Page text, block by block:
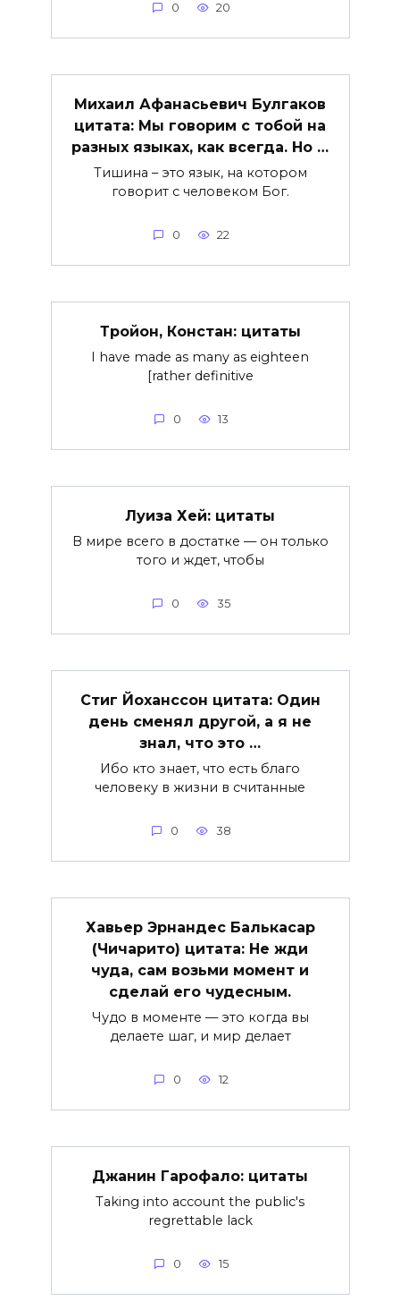
0 20
Михаил Афанасьевич Булгаков
цитата: Мы говорим с тобой на
разных языках, как всегда. Но …
Тишина – это язык, на котором
говорит с человеком Бог.
0 22
Тройон, Констан: цитаты
I have made as many as eighteen
[rather definitive
0 13
Луиза Хей: цитаты
В мире всего в достатке — он только
того и ждет, чтобы
0 35
Стиг Йоханссон цитата: Один
день сменял другой, а я не
знал, что это …
Ибо кто знает, что есть благо
человеку в жизни в считанные
0 38
Хавьер Эрнандес Балькасар
(Чичарито) цитата: Не жди
чуда, сам возьми момент и
сделай его чудесным.
Чудо в моменте — это когда вы
делаете шаг, и мир делает
0 12
Джанин Гарофало: цитаты
Taking into account the public's
regrettable lack
0 15